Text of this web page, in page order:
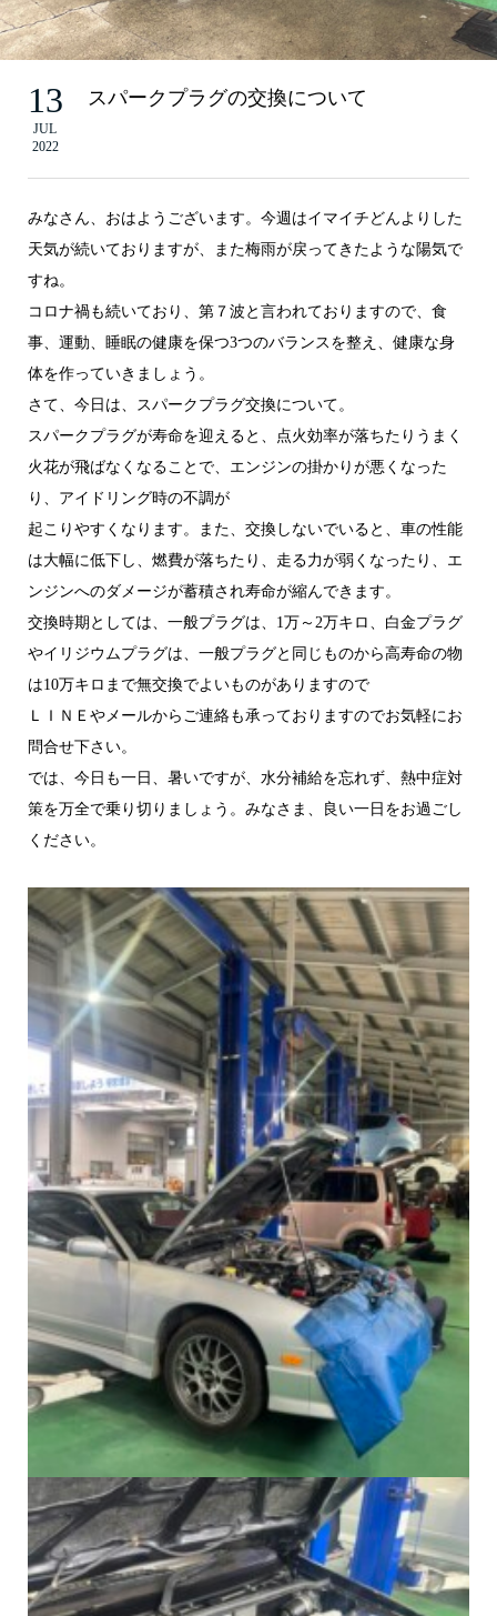
13
JUL
2022
スパークプラグの交換について
みなさん、おはようございます。今週はイマイチどんよりした
天気が続いておりますが、また梅雨が戻ってきたような陽気で
すね。
コロナ禍も続いており、第７波と言われておりますので、食
事、運動、睡眠の健康を保つ3つのバランスを整え、健康な身
体を作っていきましょう。
さて、今日は、スパークプラグ交換について。
スパークプラグが寿命を迎えると、点火効率が落ちたりうまく
火花が飛ばなくなることで、エンジンの掛かりが悪くなった
り、アイドリング時の不調が
起こりやすくなります。また、交換しないでいると、車の性能
は大幅に低下し、燃費が落ちたり、走る力が弱くなったり、エ
ンジンへのダメージが蓄積され寿命が縮んできます。
交換時期としては、一般プラグは、1万～2万キロ、白金プラグ
やイリジウムプラグは、一般プラグと同じものから高寿命の物
は10万キロまで無交換でよいものがありますので
ＬＩＮＥやメールからご連絡も承っておりますのでお気軽にお
問合せ下さい。
では、今日も一日、暑いですが、水分補給を忘れず、熱中症対
策を万全で乗り切りましょう。みなさま、良い一日をお過ごし
ください。